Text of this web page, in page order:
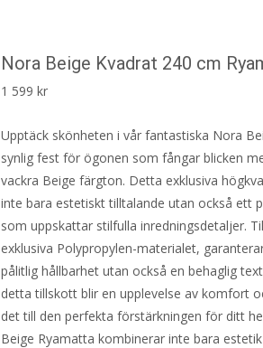
Nora Beige Kvadrat 240 cm
1 599kr
Upptäck skönheten i vår fantastiska Nora
synlig fest för ögonen som fångar blicken
vackra Beige färgton. Detta exklusiva
inte bara estetiskt tilltalande utan också ett
som uppskattar stilfulla inredningsdetaljer.
exklusiva Polypropylen-materialet,
pålitlig hållbarhet utan också en behaglig
detta tillskott blir en upplevelse av komfort
det till den perfekta förstärkningen för ditt
Beige Ryamatta kombinerar inte bara